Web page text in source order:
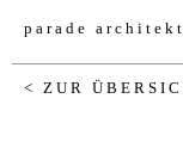
parade
< ZUR